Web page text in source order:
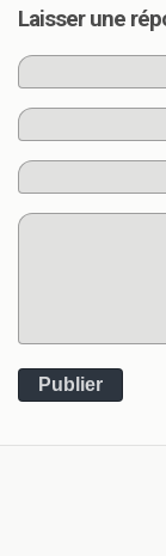
Laisser une
Publier